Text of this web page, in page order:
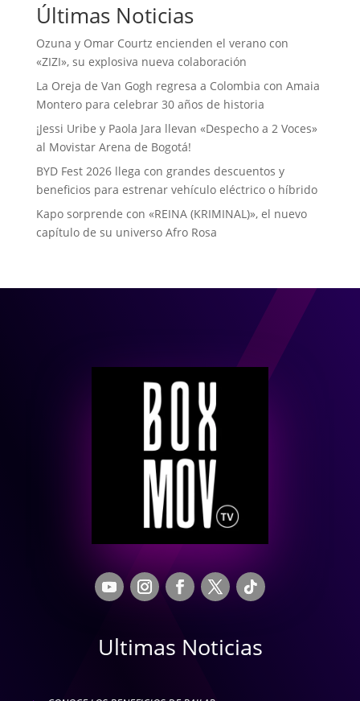
Últimas Noticias
Ozuna y Omar Courtz encienden el verano con
«ZIZI», su explosiva nueva colaboración
La Oreja de Van Gogh regresa a Colombia con Amaia
Montero para celebrar 30 años de historia
¡Jessi Uribe y Paola Jara llevan «Despecho a 2 Voces»
al Movistar Arena de Bogotá!
BYD Fest 2026 llega con grandes descuentos y
beneficios para estrenar vehículo eléctrico o híbrido
Kapo sorprende con «REINA (KRIMINAL)», el nuevo
capítulo de su universo Afro Rosa
Ultimas Noticias